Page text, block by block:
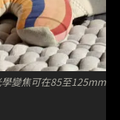
變焦可在85至125mm